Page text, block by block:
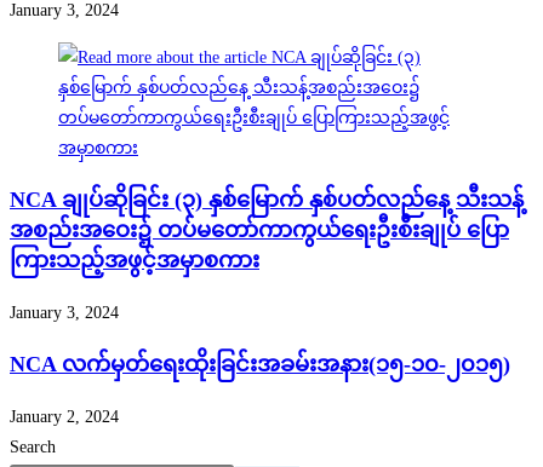
January 3, 2024
NCA ချုပ်ဆိုခြင်း (၃) နှစ်မြောက် နှစ်ပတ်လည်နေ့ သီးသန့်
အစည်းအဝေး၌ တပ်မတော်ကာကွယ်ရေးဦးစီးချုပ် ပြော
ကြားသည့်အဖွင့်အမှာစကား
January 3, 2024
NCA လက်မှတ်ရေးထိုးခြင်းအခမ်းအနား(၁၅-၁၀-၂၀၁၅)
January 2, 2024
Search